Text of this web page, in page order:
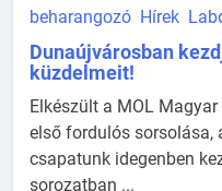
beharangozó Hírek
Dunaújvárosban
küzdelmeit!
Elkészült a MOL
első fordulós sorsolása,
csapatunk idegenben
sorozatban ...